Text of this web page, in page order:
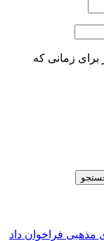
برای زمانی که